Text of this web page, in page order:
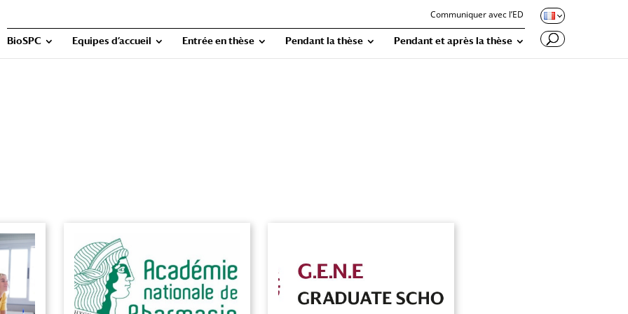
Communiquer avec l’ED
BioSPC Equipes d’accueil Entrée en thèse Pendant la thèse Pendant et après la thèse